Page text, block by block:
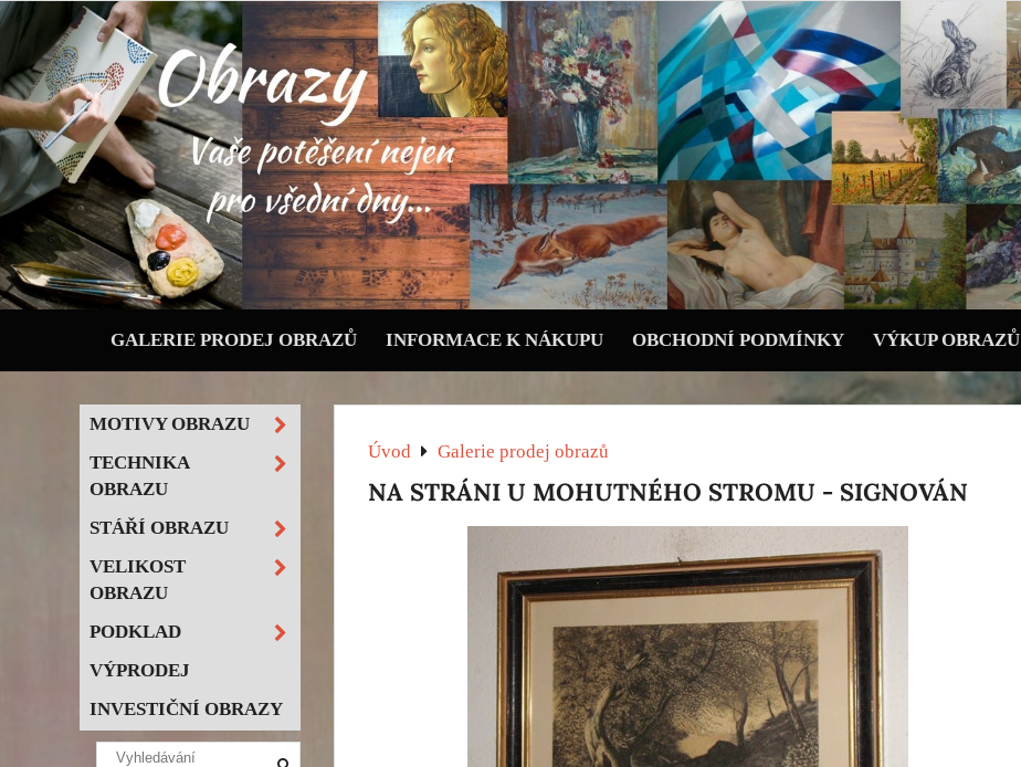
GALERIE PRODEJ OBRAZŮ INFORMACE K NÁKUPU OBCHODNÍ PODMÍNKY VÝKUP OBRAZŮ
Úvod Galerie prodej obrazů
NA STRÁNI U MOHUTNÉHO STROMU - SIGNOVÁN
MOTIVY OBRAZU
TECHNIKA
OBRAZU
STÁŘÍ OBRAZU
VELIKOST
OBRAZU
PODKLAD
VÝPRODEJ
INVESTIČNÍ OBRAZY